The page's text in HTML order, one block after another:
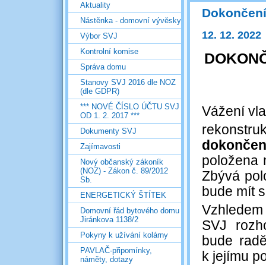
Aktuality
Nástěnka - domovní vývěsky
Výbor SVJ
Kontrolní komise
Správa domu
Stanovy SVJ 2016 dle NOZ
(dle GDPR)
*** NOVÉ ČÍSLO ÚČTU SVJ
OD 1. 2. 2017 ***
Dokumenty SVJ
Zajímavosti
Nový občanský zákoník
(NOZ) - Zákon č. 89/2012
Sb.
ENERGETICKÝ ŠTÍTEK
Domovní řád bytového domu
Jiránkova 1138/2
Pokyny k užívání kolárny
PAVLAČ-připomínky,
náměty, dotazy
12. 12. 2022
Vážení
položena
Zbývá
bude mít
SVJ
bude
k jejímu